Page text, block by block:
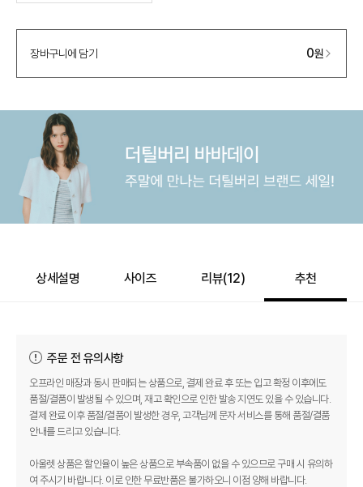
장바구니에 담기 0원
상세설명 사이즈 리뷰(12) 추천
주문 전 유의사항
오프라인 매장과 동시 판매되는 상품으로, 결제 완료 후 또는 입고 확정 이후에도
품절/결품이 발생될 수 있으며, 재고 확인으로 인한 발송 지연도 있을 수 있습니다.
결제 완료 이후 품절/결품이 발생한 경우, 고객님께 문자 서비스를 통해 품절/결품
안내를 드리고 있습니다.
아울렛 상품은 할인율이 높은 상품으로 부속품이 없을 수 있으므로 구매 시 유의하
여 주시기 바랍니다. 이로 인한 무료반품은 불가하오니 이점 양해 바랍니다.